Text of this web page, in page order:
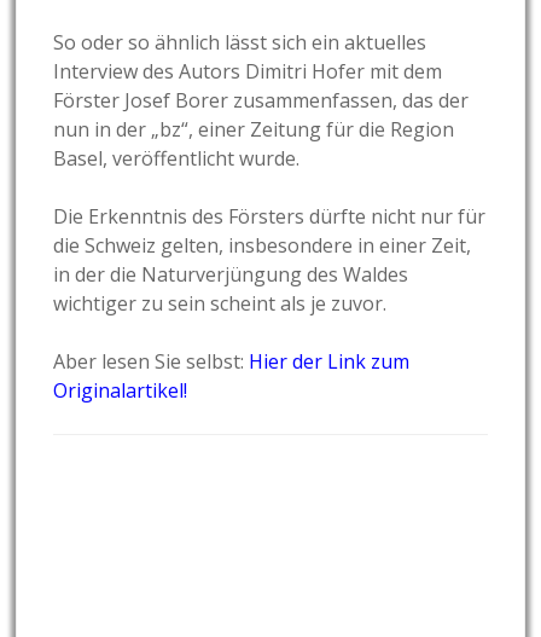
So oder so ähnlich lässt sich ein aktuelles
Interview des Autors Dimitri Hofer mit dem
Förster Josef Borer zusammenfassen, das der
nun in der „bz“, einer Zeitung für die Region
Basel, veröffentlicht wurde.
Die Erkenntnis des Försters dürfte nicht nur für
die Schweiz gelten, insbesondere in einer Zeit,
in der die Naturverjüngung des Waldes
wichtiger zu sein scheint als je zuvor.
Aber lesen Sie selbst: Hier der Link zum
Originalartikel!